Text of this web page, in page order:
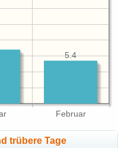
Februar
5.4
trübere Tage